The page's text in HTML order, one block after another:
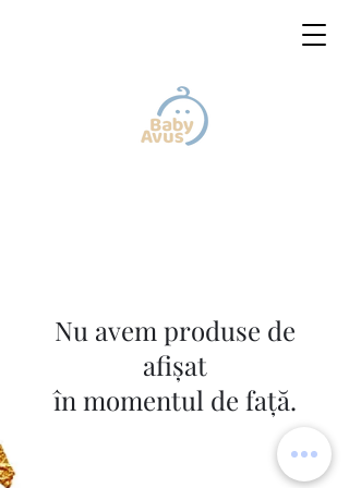
Nu avem produse de
afișat
în momentul de față.